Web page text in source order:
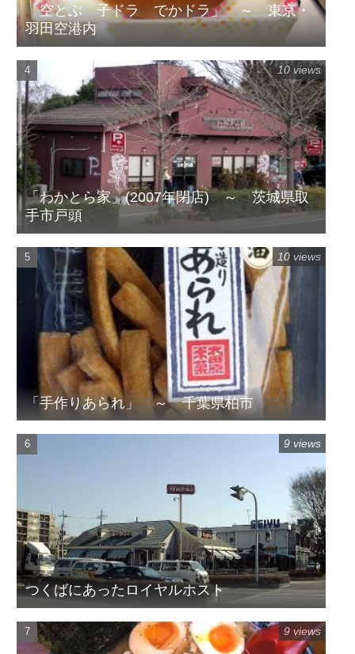
「空とぶ 子ドラ でかドラ」 ～ 東京・
羽田空港内
「わかとら家」(2007年閉店) ～ 茨城県取
手市戸頭
10 views
「手作りあられ」 ～ 千葉県柏市
10 views
つくばにあったロイヤルホスト
9 views
9 views